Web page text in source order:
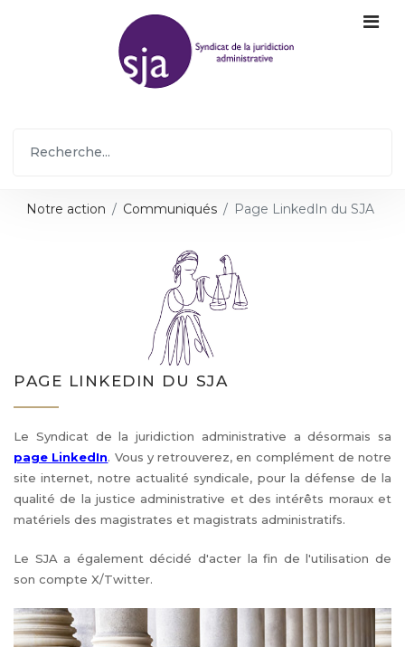
Notre action Communiqués Page LinkedIn du SJA
PAGE LINKEDIN DU SJA
Le Syndicat de la juridiction administrative a désormais sa
page LinkedIn. Vous y retrouverez, en complément de notre
site internet, notre actualité syndicale, pour la défense de la
qualité de la justice administrative et des intérêts moraux et
matériels des magistrates et magistrats administratifs.
Le SJA a également décidé d'acter la fin de l'utilisation de
son compte X/Twitter.